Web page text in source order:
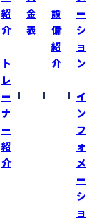
ト
レ
ー
ナ
ー
紹
介
金
表
設
備
紹
介
イ
ン
フ
ォ
メ
ー
シ
ョ
来ました（笑）
、他の方がい